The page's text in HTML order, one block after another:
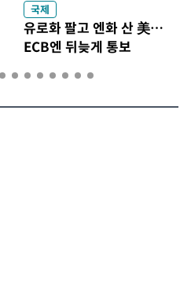
국제
유로화 팔고 엔화 산 美…
ECB엔 뒤늦게 통보